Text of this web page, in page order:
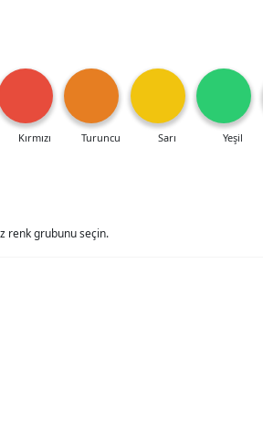
Kırmızı Turuncu Sarı Yeşil
renk grubunu seçin.